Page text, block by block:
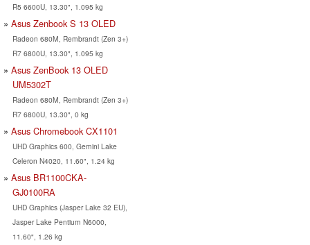
R5 6600U, 13.30", 1.095 kg
Asus Zenbook S 13 OLED
Radeon 680M, Rembrandt (Zen 3+)
R7 6800U, 13.30", 1.095 kg
Asus ZenBook 13 OLED
UM5302T
Radeon 680M, Rembrandt (Zen 3+)
R7 6800U, 13.30", 0 kg
Asus Chromebook CX1101
UHD Graphics 600, Gemini Lake
Celeron N4020, 11.60", 1.24 kg
Asus BR1100CKA-
GJ0100RA
UHD Graphics (Jasper Lake 32 EU),
Jasper Lake Pentium N6000,
11.60", 1.26 kg